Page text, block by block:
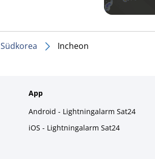
Südkorea Incheon
App
Android - Lightningalarm Sat24
iOS - Lightningalarm Sat24